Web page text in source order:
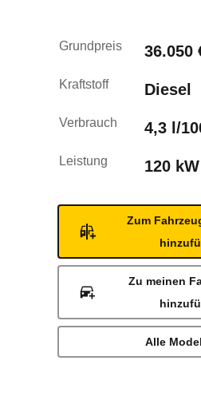
Grundpreis 36.050
Kraftstoff Diesel
Verbrauch 4,3 l/
Leistung 120
Zum
Zu meinen
Alle